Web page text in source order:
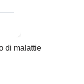
di malattie